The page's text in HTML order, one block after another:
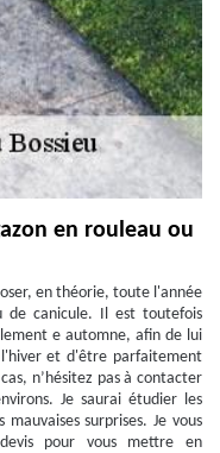
en rouleau ou
en théorie, toute l'année
de canicule. Il est toutefois
e automne, afin de lui
et d'être parfaitement
n’hésitez pas à contacter
Je saurai étudier les
surprises. Je vous
pour vous mettre en